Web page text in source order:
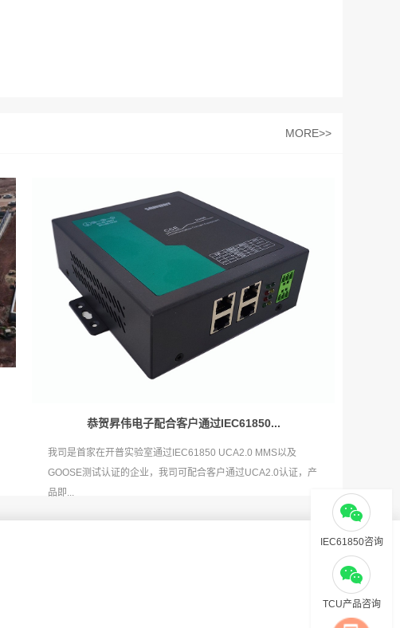
MORE>>
恭贺昇伟电子配合客户通过IEC61850...
我司是首家在开普实验室通过IEC61850 UCA2.0 MMS以及
GOOSE测试认证的企业，我司可配合客户通过UCA2.0认证，产
品即...
IEC61850咨询
TCU产品咨询